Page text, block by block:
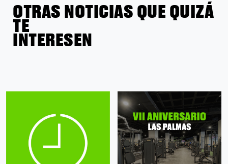
OTRAS NOTICIAS QUE QUIZÁ
TE
INTERESEN